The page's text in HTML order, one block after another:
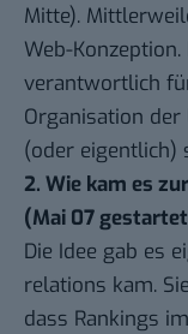
Mitte).
Web-
verantwortlich
Organisation der
(oder eigentlich)
2. Wie kam es
(Mai 07
Die Idee gab es
relations kam.
dass Rankings